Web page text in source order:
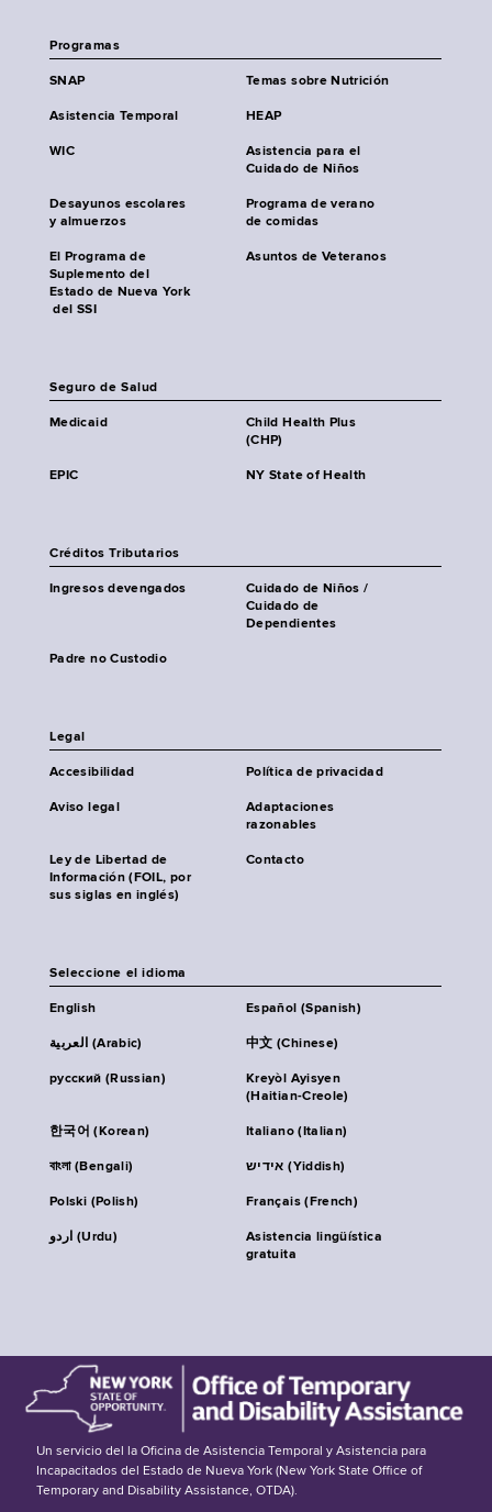
Programas
SNAP Temas sobre Nutrición
Asistencia Temporal HEAP
WIC
Asistencia para el
Cuidado de Niños
Desayunos escolares
y almuerzos
Programa de verano
de comidas
El Programa de
Suplemento del
Estado de Nueva York
del SSI
Asuntos de Veteranos
Seguro de Salud
Medicaid
Child Health Plus
(CHP)
EPIC NY State of Health
Créditos Tributarios
Ingresos devengados
Cuidado de Niños /
Cuidado de
Dependientes
Padre no Custodio
Legal
Accesibilidad Política de privacidad
Aviso legal
Adaptaciones
razonables
Ley de Libertad de
Información (FOIL, por
sus siglas en inglés)
Contacto
Seleccione el idioma
English Español (Spanish)
العربية (Arabic) 中文 (Chinese)
русский (Russian)
Kreyòl Ayisyen
(Haitian-Creole)
한국어 (Korean) Italiano (Italian)
বাংলা (Bengali) אידיש (Yiddish)
Polski (Polish) Français (French)
اردو (Urdu)
Asistencia lingüística
gratuita
Un servicio del la Oficina de Asistencia Temporal y Asistencia para
Incapacitados del Estado de Nueva York (New York State Office of
Temporary and Disability Assistance, OTDA).